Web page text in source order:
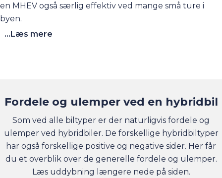
en MHEV også særlig effektiv ved mange små ture i
byen.
...Læs mere
Fordele og ulemper ved en hybridbil
Som ved alle biltyper er der naturligvis fordele og
ulemper ved hybridbiler. De forskellige hybridbiltyper
har også forskellige positive og negative sider. Her får
du et overblik over de generelle fordele og ulemper.
Læs uddybning længere nede på siden.